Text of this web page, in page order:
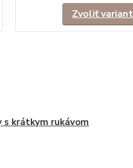
Zvoliť variant
s krátkym rukávom